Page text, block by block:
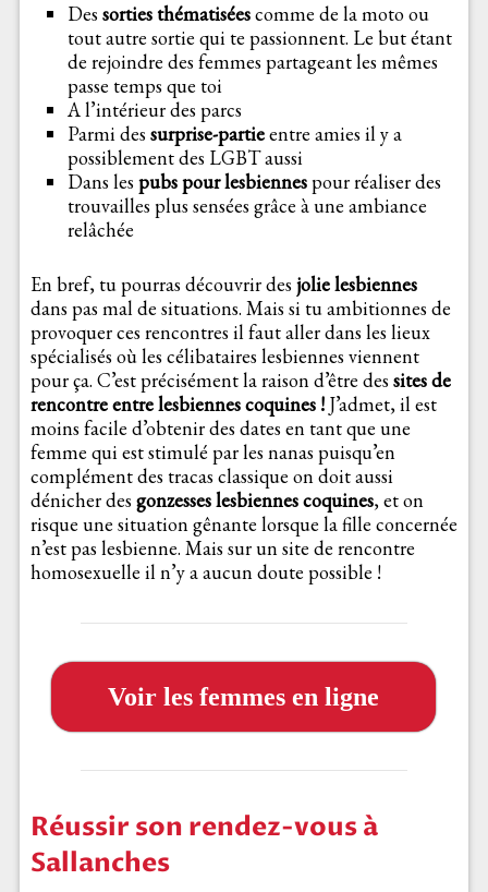
Dessorties thématiséescomme de la moto ou
tout autre sortie qui te passionnent. Le but étant
de rejoindre des femmes partageant les mêmes
passe temps que toi
A l’intérieur des parcs
Parmi dessurprise-partieentre amies il y a
possiblement des LGBT aussi
Dans lespubs pour lesbiennespour réaliser des
trouvailles plus sensées grâce à une ambiance
relâchée
En bref, tu pourras découvrir des jolie lesbiennes
dans pas mal de situations. Mais si tu ambitionnes de
provoquer ces rencontres il faut aller dans les lieux
spécialisés où les célibataires lesbiennes viennent
pour ça. C’est précisément la raison d’être des sites de
rencontre entre lesbiennes coquines !J’admet, il est
moins facile d’obtenir des dates en tant que une
femme qui est stimulé par les nanas puisqu’en
complément des tracas classique on doit aussi
dénicher des gonzesses lesbiennes coquines, et on
risque une situation gênante lorsque la fille concernée
n’est pas lesbienne. Mais sur un site de rencontre
homosexuelle il n’y a aucun doute possible !
Voir les femmes en ligne
Réussir son rendez-vous à
Sallanches